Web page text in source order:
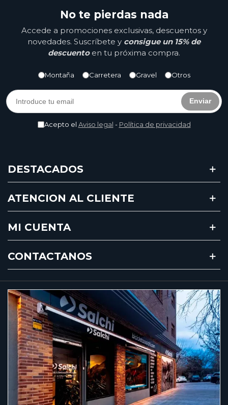
No te pierdas nada
Accede a promociones exclusivas, descuentos y
novedades. Suscríbete y consigue un 15% de
descuentoen tu próxima compra.
Montaña Carretera Gravel Otros
Enviar
Acepto el Aviso legal - Política de privacidad
DESTACADOS
ATENCION AL CLIENTE
MI CUENTA
CONTACTANOS